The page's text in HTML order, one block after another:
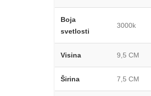
Boja
svetlosti
3000k
Visina 9,5 CM
Širina 7,5 CM